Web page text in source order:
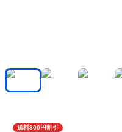
送料300円割引